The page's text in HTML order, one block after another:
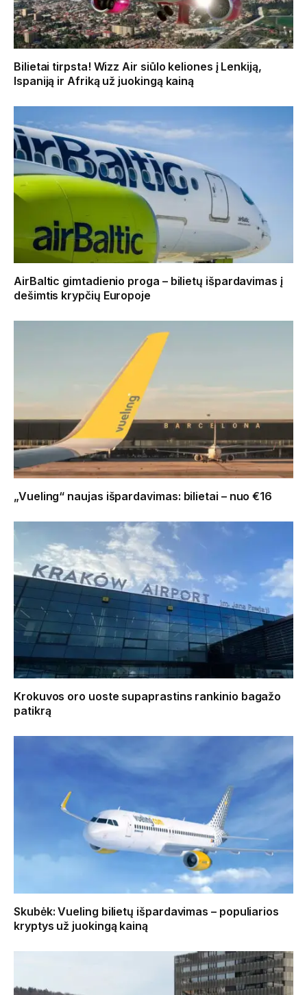
Bilietai tirpsta! Wizz Air siūlo keliones į Lenkiją,
Ispaniją ir Afriką už juokingą kainą
AirBaltic gimtadienio proga – bilietų išpardavimas į
dešimtis krypčių Europoje
„Vueling“ naujas išpardavimas: bilietai – nuo €16
Krokuvos oro uoste supaprastins rankinio bagažo
patikrą
Skubėk: Vueling bilietų išpardavimas – populiarios
kryptys už juokingą kainą